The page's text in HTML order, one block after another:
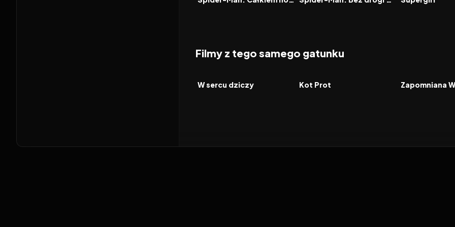
Filmy z tego samego gatunku
FILM
W sercu dziczy FILM
Kot Prot FILM
Zapomniana